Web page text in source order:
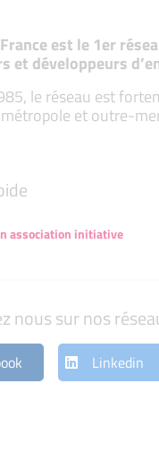
est le 1er
et développeurs
le réseau est
et outre-
association initiative
nous sur nos
Linkedin